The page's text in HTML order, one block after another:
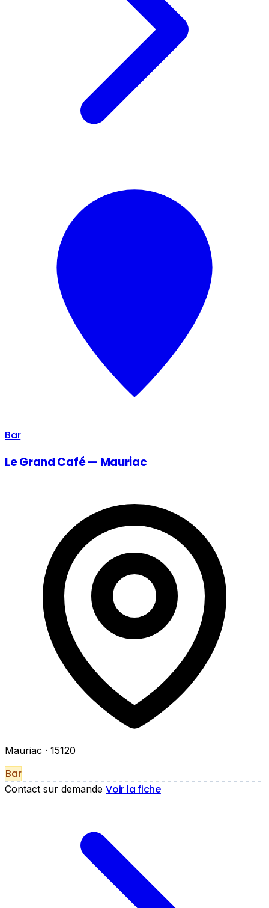
Bar
Le Grand Café — Mauriac
Mauriac · 15120
Bar
Contact sur demande Voir la fiche